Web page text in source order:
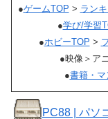
●ゲームTOP > ラン
●学び/学習
●ホビーTOP >
●映像＞ア
●書籍・マ
PC88 | パソ